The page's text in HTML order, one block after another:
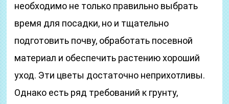
необходимо не только правильно выбрать
время для посадки, но и тщательно
подготовить почву, обработать посевной
материал и обеспечить растению хороший
уход. Эти цветы достаточно неприхотливы.
Однако есть ряд требований к грунту,